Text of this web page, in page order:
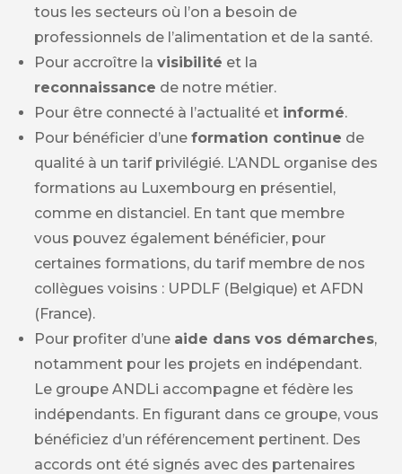
tous les secteurs où l’on a besoin de
professionnels de l’alimentation et de la santé.
Pour accroître lavisibilité et la
reconnaissance de notre métier.
Pour être connecté à l’actualité et informé.
Pour bénéficier d’uneformation continue de
qualité à un tarif privilégié. L’ANDL organise des
formations au Luxembourg en présentiel,
comme en distanciel. En tant que membre
vous pouvez également bénéficier, pour
certaines formations, du tarif membre de nos
collègues voisins : UPDLF (Belgique) et AFDN
(France).
Pour profiter d’une aide dans vos démarches,
notamment pour les projets en indépendant.
Le groupe ANDLi accompagne et fédère les
indépendants. En figurant dans ce groupe, vous
bénéficiez d’un référencement pertinent. Des
accords ont été signés avec des partenaires